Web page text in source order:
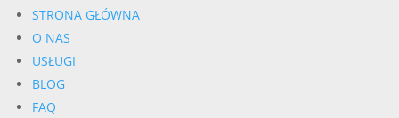
STRONA GŁÓWNA
O NAS
USŁUGI
BLOG
FAQ